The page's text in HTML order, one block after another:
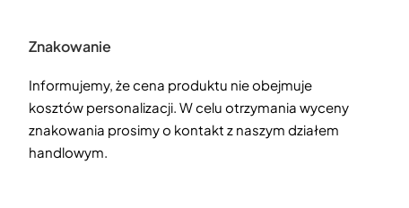
Znakowanie
Informujemy, że cena produktu nie obejmuje
kosztów personalizacji. W celu otrzymania wyceny
znakowania prosimy o kontakt z naszym działem
handlowym.